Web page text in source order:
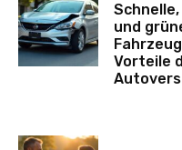
und
Vorteile